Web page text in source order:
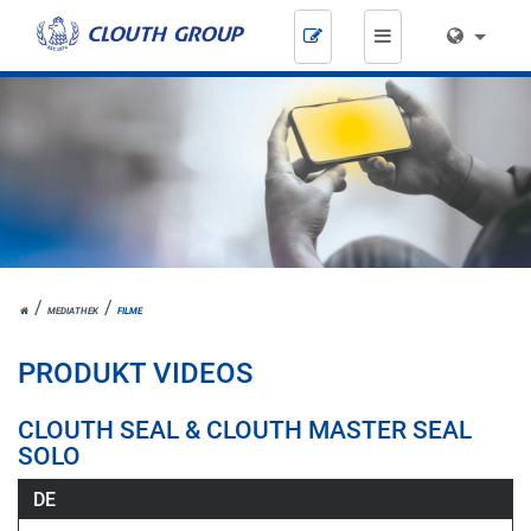
Zum
HOME
MEDIATHEK
FILME
PRODUKT VIDEOS
CLOUTH SEAL & CLOUTH MASTER SEAL
SOLO
DE